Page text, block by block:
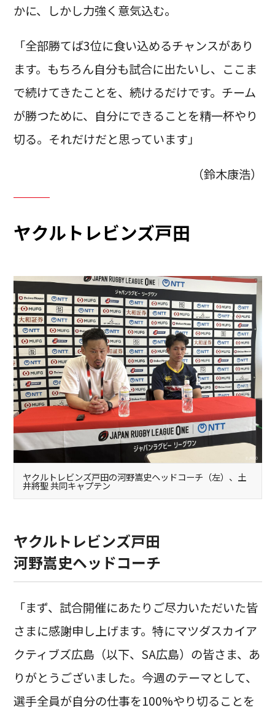
かに、しかし力強く意気込む。
「全部勝てば3位に食い込めるチャンスがあり
ます。もちろん自分も試合に出たいし、ここま
で続けてきたことを、続けるだけです。チーム
が勝つために、自分にできることを精一杯やり
切る。それだけだと思っています」
（鈴木康浩）
ヤクルトレビンズ戸田
ヤクルトレビンズ戸田の河野嵩史ヘッドコーチ（左）、土
井將聖 共同キャプテン
ヤクルトレビンズ戸田
河野嵩史ヘッドコーチ
「まず、試合開催にあたりご尽力いただいた皆
さまに感謝申し上げます。特にマツダスカイア
クティブズ広島（以下、SA広島）の皆さま、あ
りがとうございました。今週のテーマとして、
選手全員が自分の仕事を100%やり切ることを